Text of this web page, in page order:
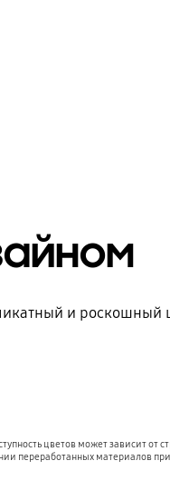
и роскошный
цветов может зависит от
переработанных материалов